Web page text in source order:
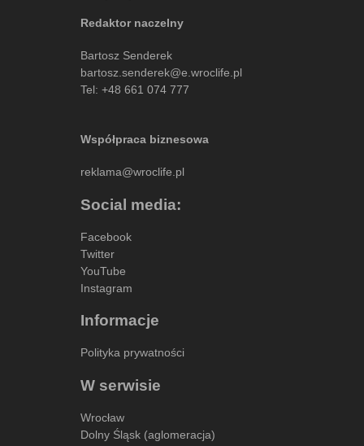
Redaktor naczelny
Bartosz Senderek
bartosz.senderek@e.wroclife.pl
Tel: +48 661 074 777
Współpraca biznesowa
reklama@wroclife.pl
Social media:
Facebook
Twitter
YouTube
Instagram
Informacje
Polityka prywatności
W serwisie
Wrocław
Dolny Śląsk (aglomeracja)